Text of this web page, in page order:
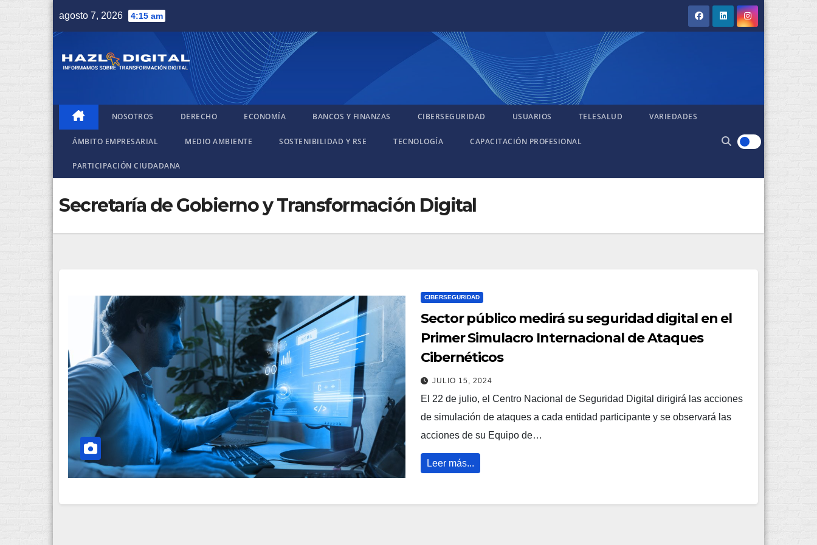
agosto 7, 2026 4:15 am
NOSOTROS DERECHO ECONOMÍA BANCOS Y FINANZAS CIBERSEGURIDAD USUARIOS TELESALUD VARIEDADES
ÁMBITO EMPRESARIAL MEDIO AMBIENTE SOSTENIBILIDAD Y RSE TECNOLOGÍA CAPACITACIÓN PROFESIONAL
PARTICIPACIÓN CIUDADANA
Secretaría de Gobierno y Transformación Digital
CIBERSEGURIDAD
Sector público medirá su seguridad digital en el
Primer Simulacro Internacional de Ataques
Cibernéticos
JULIO 15, 2024
El 22 de julio, el Centro Nacional de Seguridad Digital dirigirá las acciones
de simulación de ataques a cada entidad participante y se observará las
acciones de su Equipo de…
Leer más...